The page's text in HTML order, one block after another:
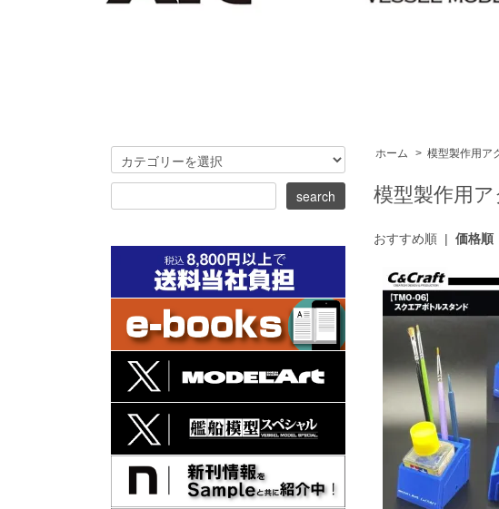
ホーム > 模型製作用ア
模型製作用
おすすめ順| 価格順